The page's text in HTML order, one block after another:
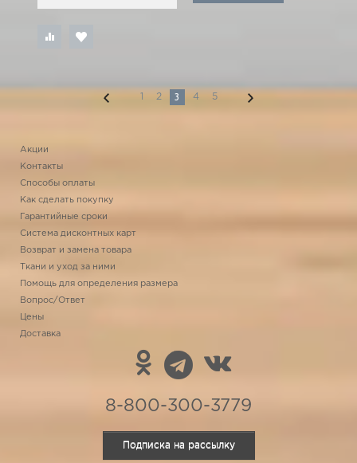
1 2 3 4 5
Акции
Контакты
Способы оплаты
Как сделать покупку
Гарантийные сроки
Система дисконтных карт
Возврат и замена товара
Ткани и уход за ними
Помощь для определения размера
Вопрос/Ответ
Цены
Доставка
8-800-300-3779
Подписка на рассылку